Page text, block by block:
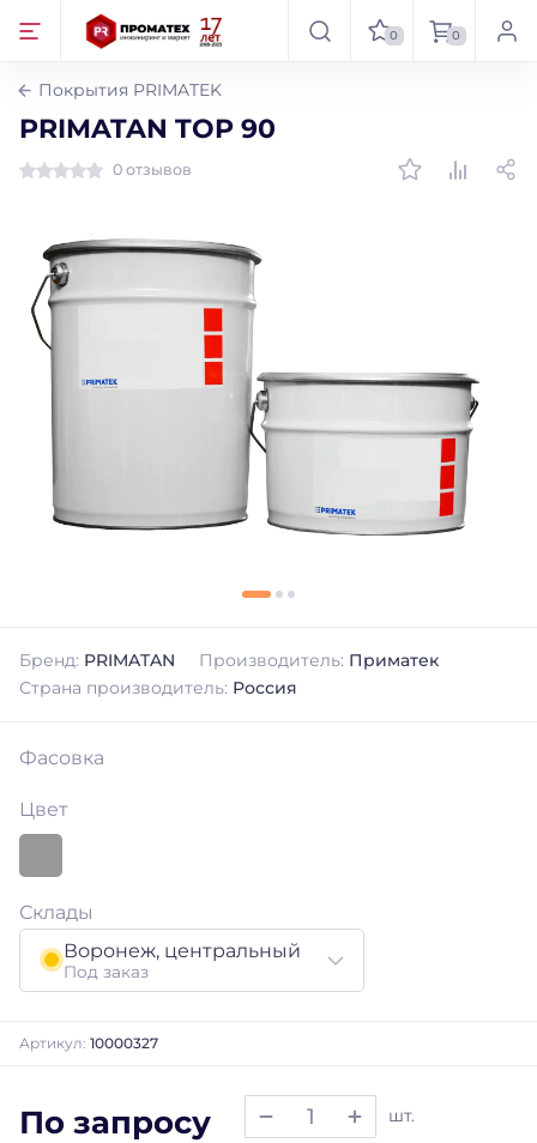
0 0
Покрытия PRIMATEK
PRIMATAN TOP 90
0 отзывов
Бренд: PRIMATAN Производитель: Приматек
Страна производитель: Россия
Фасовка
Цвет
Склады
Воронеж, центральный
Под заказ
Артикул: 10000327
По запросу шт.